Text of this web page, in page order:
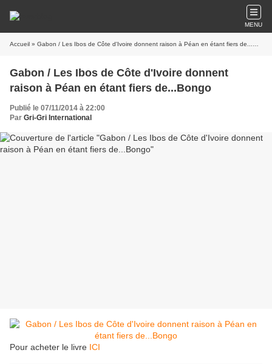
MENU
Accueil » Gabon / Les Ibos de Côte d'Ivoire donnent raison à Péan en étant fiers de...Bongo
Gabon / Les Ibos de Côte d'Ivoire donnent
raison à Péan en étant fiers de...Bongo
Publié le 07/11/2014 à 22:00
Par Gri-Gri International
Pour acheter le livre ICI